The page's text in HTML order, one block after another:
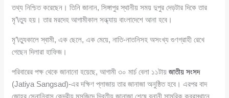
তথ্য নিশ্চিত করেছেন। তিনি জানান, সিঙ্গাপুর স্থানীয় সময় দুপুর দেড়টার দিকে তার
মৃ’\ত্যু হয়। তার মরদেহ আগামীকাল সন্ধ্যায় বাংলাদেশে আনা হবে।
মৃ’\ত্যুকালে স্বামী, এক ছেলে, এক মেয়ে, নাতি-নাতনিসহ অসংখ্য গুণগ্রাহী রেখে
গেছেন দিলারা হাফিজ।
পরিবারের পক্ষ থেকে জানানো হয়েছে, আগামী ৩০ মার্চ বেলা ১১টায়জাতীয় সংসদ
(Jatiya Sangsad)-এর দক্ষিণ প্লাজায় তার জানাজা অনুষ্ঠিত হবে। এরপর বাদ
জোহর সেনানিবাস কেন্দ্রীয় মসজিদে দ্বিতীয় জানাজা শেষে বনানী সামরিক কবরস্থানে